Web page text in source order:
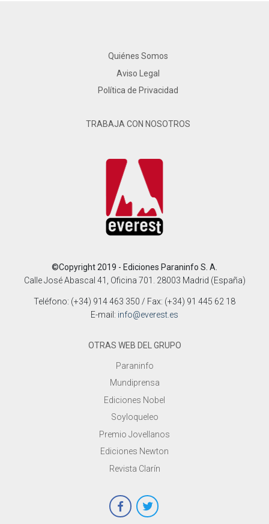
Quiénes Somos
Aviso Legal
Política de Privacidad
TRABAJA CON NOSOTROS
©Copyright 2019 - Ediciones Paraninfo S. A.
Calle José Abascal 41, Oficina 701. 28003 Madrid (España)
Teléfono: (+34) 914 463 350 / Fax: (+34) 91 445 62 18
E-mail: info@everest.es
OTRAS WEB DEL GRUPO
Paraninfo
Mundiprensa
Ediciones Nobel
Soyloqueleo
Premio Jovellanos
Ediciones Newton
Revista Clarín